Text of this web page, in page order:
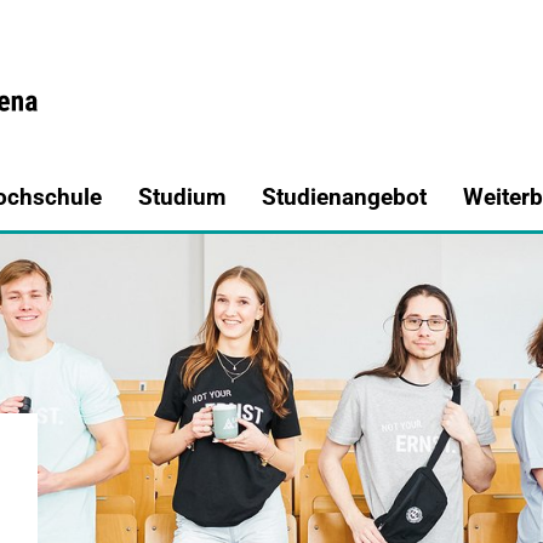
Studium Studienangebot